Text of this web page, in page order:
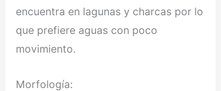
encuentra en lagunas y charcas por lo
que prefiere aguas con poco
movimiento.
Morfología: